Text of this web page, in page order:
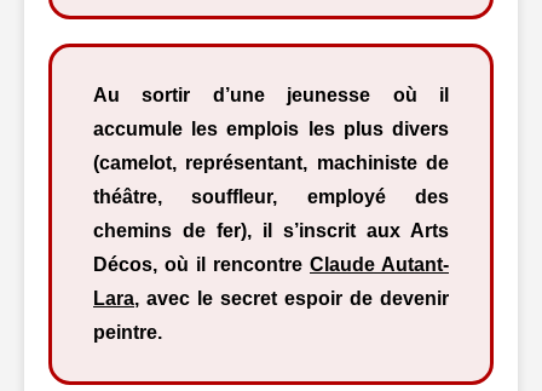
Au sortir d’une jeunesse où il
accumule les emplois les plus divers
(camelot, représentant, machiniste de
théâtre, souffleur, employé des
chemins de fer), il s’inscrit aux Arts
Décos, où il rencontre Claude Autant-
Lara, avec le secret espoir de devenir
peintre.